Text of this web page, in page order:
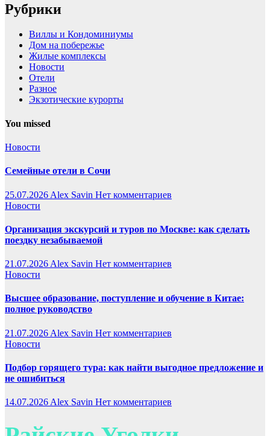
Рубрики
Виллы и Кондоминиумы
Дом на побережье
Жилые комплексы
Новости
Отели
Разное
Экзотические курорты
You missed
Новости
Семейные отели в Сочи
25.07.2026 Alex Savin Нет комментариев
Новости
Организация экскурсий и туров по Москве: как сделать
поездку незабываемой
21.07.2026 Alex Savin Нет комментариев
Новости
Высшее образование, поступление и обучение в Китае:
полное руководство
21.07.2026 Alex Savin Нет комментариев
Новости
Подбор горящего тура: как найти выгодное предложение и
не ошибиться
14.07.2026 Alex Savin Нет комментариев